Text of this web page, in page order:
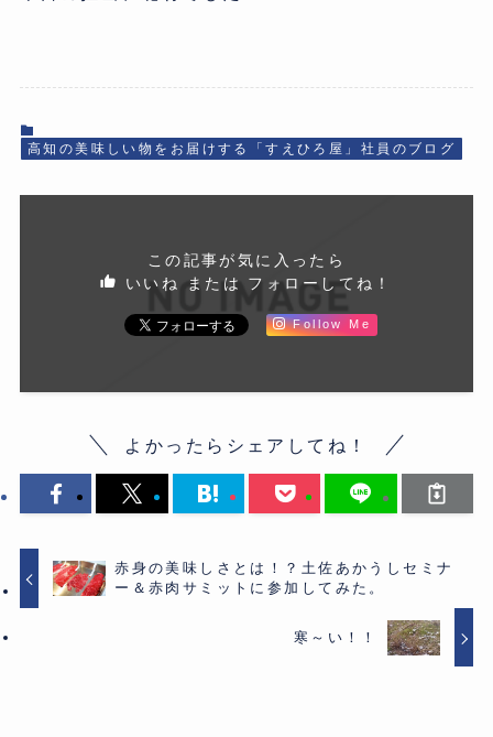
高知の美味しい物をお届けする「すえひろ屋」社員のブログ
この記事が気に入ったら
いいね または フォローしてね！
Follow Me
よかったらシェアしてね！
赤身の美味しさとは！？土佐あかうしセミナ
ー＆赤肉サミットに参加してみた。
寒～い！！